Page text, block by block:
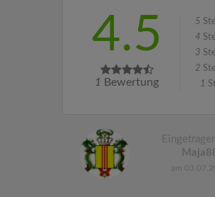
4.5
1 Bewertung
5
4
3
2
1
am